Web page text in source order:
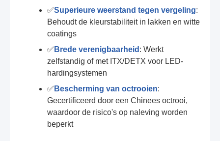
✅Superieure weerstand tegen vergeling:
Behoudt de kleurstabiliteit in lakken en witte
coatings
✅ Brede verenigbaarheid : Werkt
zelfstandig of met ITX/DETX voor LED-
hardingsystemen
✅ Bescherming van octrooien:
Gecertificeerd door een Chinees octrooi,
waardoor de risico's op naleving worden
beperkt